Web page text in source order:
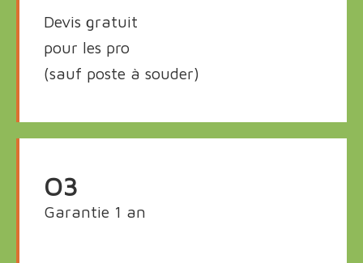
Devis gratuit
pour les pro
(sauf poste à souder)
O3
Garantie 1 an